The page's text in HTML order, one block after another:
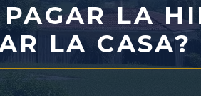
LA
LA CASA?